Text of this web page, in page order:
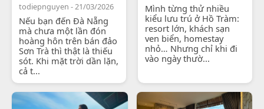
todiepnguyen - 21/03/2026
Nếu bạn đến Đà Nẵng
mà chưa một lần đón
hoàng hôn trên bán đảo
Sơn Trà thì thật là thiếu
sót. Khi mặt trời dần lặn,
cả t...
Mình từng thử nhiều
kiểu lưu trú ở Hồ Tràm:
resort lớn, khách sạn
ven biển, homestay
nhỏ… Nhưng chỉ khi đi
vào ngày thườ...